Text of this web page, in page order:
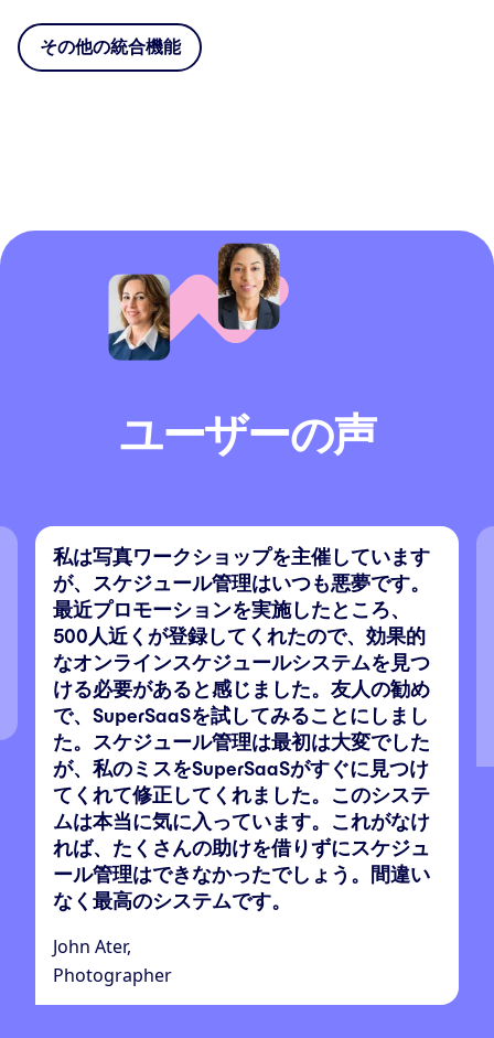
その他の統合機能
ユーザーの声
私は写真ワークショップを主催しています
が、スケジュール管理はいつも悪夢です。
最近プロモーションを実施したところ、
500人近くが登録してくれたので、効果的
なオンラインスケジュールシステムを見つ
ける必要があると感じました。友人の勧め
で、SuperSaaSを試してみることにしまし
た。スケジュール管理は最初は大変でした
が、私のミスをSuperSaaSがすぐに見つけ
てくれて修正してくれました。このシステ
ムは本当に気に入っています。これがなけ
れば、たくさんの助けを借りずにスケジュ
ール管理はできなかったでしょう。間違い
なく最高のシステムです。
John Ater,
Photographer